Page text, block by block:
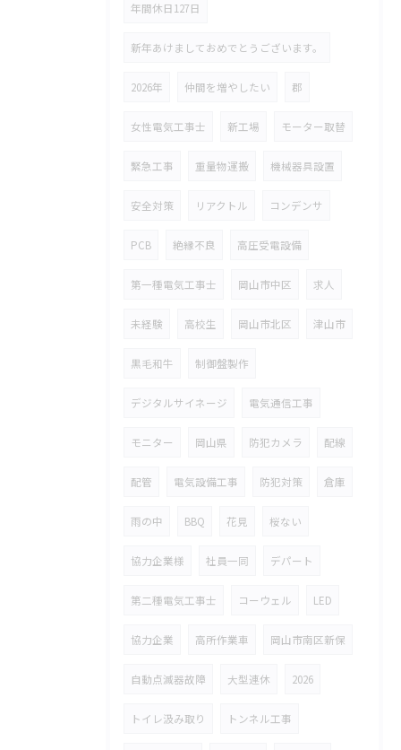
年間休日127日
新年あけましておめでとうございます。
2026年 仲間を増やしたい 郡
女性電気工事士 新工場 モーター取替
緊急工事 重量物運搬 機械器具設置
安全対策 リアクトル コンデンサ
PCB 絶縁不良 高圧受電設備
第一種電気工事士 岡山市中区 求人
未経験 高校生 岡山市北区 津山市
黒毛和牛 制御盤製作
デジタルサイネージ 電気通信工事
モニター 岡山県 防犯カメラ 配線
配管 電気設備工事 防犯対策 倉庫
雨の中 BBQ 花見 桜ない
協力企業様 社員一同 デパート
第二種電気工事士 コーウェル LED
協力企業 高所作業車 岡山市南区新保
自動点滅器故障 大型連休 2026
トイレ汲み取り トンネル工事